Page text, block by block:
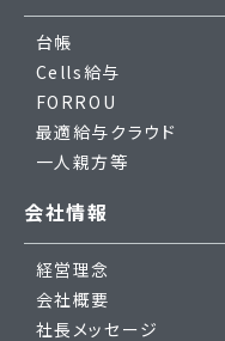
台帳
Cells給与
FORROU
最適給与クラウド
一人親方等
会社情報
経営理念
会社概要
社長メッセージ